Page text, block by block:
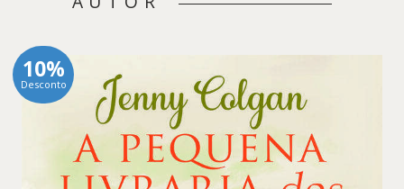
10%
Desconto